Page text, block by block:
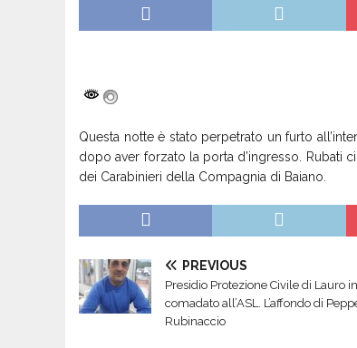
Questa notte è stato perpetrato un furto
dopo aver forzato la porta d’ingresso. Rubati
dei Carabinieri della Compagnia di Baiano.
PREVIOUS
Presidio Protezione Civile di Lauro in
comadato all’ASL. L’affondo di
Rubinaccio